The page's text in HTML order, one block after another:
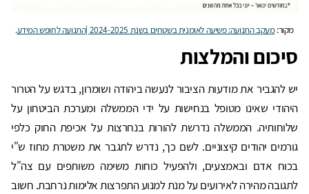
מקור:מעקב התנועה: פשיעה לאומנית בשטחים בשנת 2024-2025 |התנועה לחופש המידע .
סיכום והמלצות
יש להגביר את מודעות הציבור לנעשה ביהודה ושומרון, בדגש על הטרור
היהודי שאינו מטופל בנחישות על ידי הממשלה ומערכת הביטחון על
שלוחותיה. הממשלה נדרשת להורות בנחרצות על אכיפת החוק כלפי
גורמים יהודים קיצוניים. לשם כך, נדרש לתגבר את משטרת מחוז ש"י
בכוח אדם ובאמצעים, ולהפעיל כוחות משימה משותפים עם צה"ל
לתגובה מהירה לאירועים על מנת למנוע התפרצות אלימות נרחבת. חשוב